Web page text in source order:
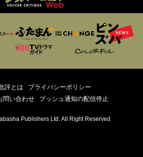
評とは
プライバシーポリシー
問い合わせ プッシュ通知の配信停止
Publishers Ltd. All Right Reserved